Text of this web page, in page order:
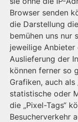
Browser senden
die Darstellung
bemühen uns nur
jeweilige Anbieter
Auslieferung der
können ferner so
Grafiken, auch als
statistische oder
die „Pixel-Tags“
Besucherverkehr